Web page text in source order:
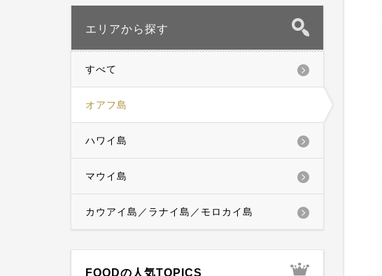
エリアから探す
すべて
オアフ島
ハワイ島
マウイ島
カウアイ島／ラナイ島／モロカイ島
FOODの人気TOPICS